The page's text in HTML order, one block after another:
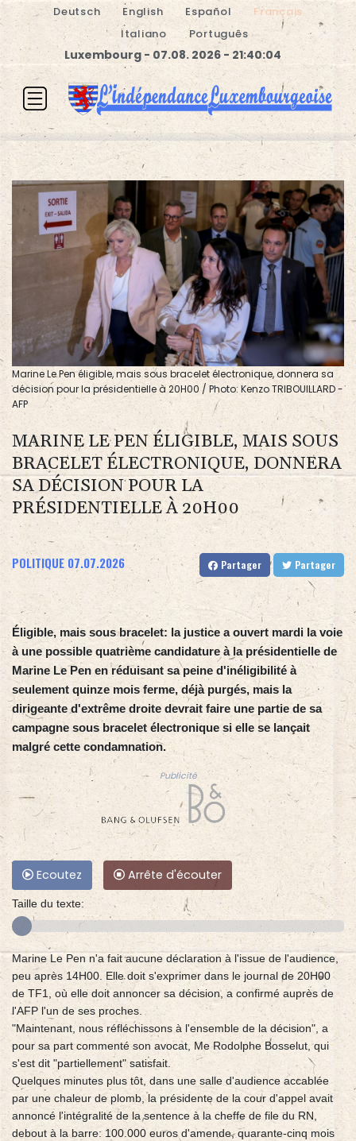
Deutsch English Español
Français
Italiano
Português
Luxembourg - 07.08. 2026 - 21:40:05
Marine Le Pen éligible, mais sous bracelet électronique, donnera sa
décision pour la présidentielle à 20H00 / Photo: Kenzo TRIBOUILLARD -
AFP
MARINE LE PEN ÉLIGIBLE, MAIS SOUS
BRACELET ÉLECTRONIQUE, DONNERA
SA DÉCISION POUR LA
PRÉSIDENTIELLE À 20H00
POLITIQUE 07.07.2026 Partager Partager
Éligible, mais sous bracelet: la justice a ouvert mardi la voie
à une possible quatrième candidature à la présidentielle de
Marine Le Pen en réduisant sa peine d'inéligibilité à
seulement quinze mois ferme, déjà purgés, mais la
dirigeante d'extrême droite devrait faire une partie de sa
campagne sous bracelet électronique si elle se lançait
malgré cette condamnation.
Publicité
Ecoutez Arrête d'écouter
Taille du texte:
Marine Le Pen n'a fait aucune déclaration à l'issue de l'audience,
peu après 14H00. Elle doit s'exprimer dans le journal de 20H00
de TF1, où elle doit annoncer sa décision, a confirmé auprès de
l'AFP l'un de ses proches.
"Maintenant, nous réfléchissons à l'ensemble de la décision", a
pour sa part commenté son avocat, Me Rodolphe Bosselut, qui
s'est dit "partiellement" satisfait.
Quelques minutes plus tôt, dans une salle d'audience accablée
par une chaleur de plomb, la présidente de la cour d'appel avait
annoncé l'intégralité de la sentence à la cheffe de file du RN,
debout à la barre: 100.000 euros d'amende, quarante-cinq mois